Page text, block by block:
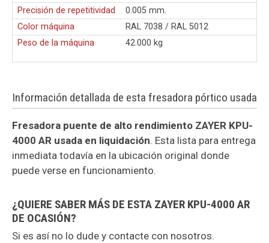
Precisión de repetitividad
0.005 mm.
Color máquina
RAL 7038 / RAL 5012
Peso de la máquina
42.000 kg
Información detallada de esta fresadora pórtico usada
Fresadora puente de alto rendimiento ZAYER KPU-
4000 AR usada en liquidación. Esta lista para entrega
inmediata todavía en la ubicación original donde
puede verse en funcionamiento.
¿QUIERE SABER MÁS DE ESTA ZAYER KPU-4000 AR
DE OCASIÓN?
Si es así no lo dude y contacte con nosotros.